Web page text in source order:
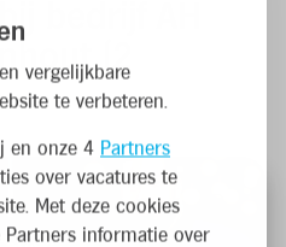
vergelijkbare
te verbeteren.
en onze 4 Partners
over vacatures te
Met deze cookies
informatie over
bedrijf AH